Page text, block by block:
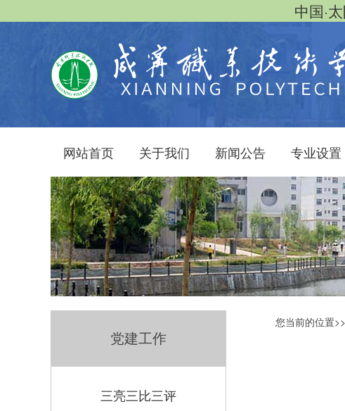
中国·
网站首页 关于我们 新闻公告 专业设置
党建工作
三亮三比三评
您当前的位置>>